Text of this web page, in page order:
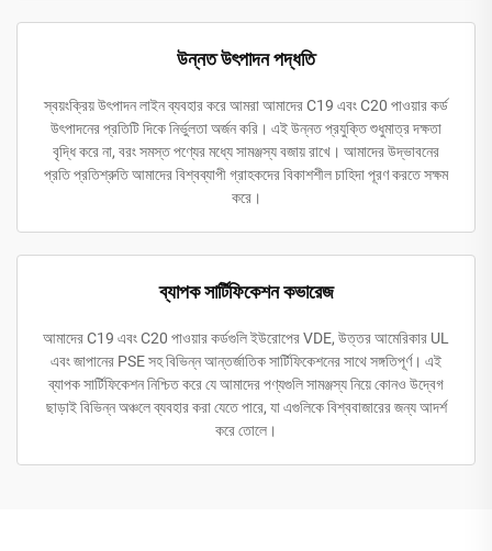
উন্নত উৎপাদন পদ্ধতি
স্বয়ংক্রিয় উৎপাদন লাইন ব্যবহার করে আমরা আমাদের C19 এবং C20 পাওয়ার কর্ড
উৎপাদনের প্রতিটি দিকে নির্ভুলতা অর্জন করি। এই উন্নত প্রযুক্তি শুধুমাত্র দক্ষতা
বৃদ্ধি করে না, বরং সমস্ত পণ্যের মধ্যে সামঞ্জস্য বজায় রাখে। আমাদের উদ্ভাবনের
প্রতি প্রতিশ্রুতি আমাদের বিশ্বব্যাপী গ্রাহকদের বিকাশশীল চাহিদা পূরণ করতে সক্ষম
করে।
ব্যাপক সার্টিফিকেশন কভারেজ
আমাদের C19 এবং C20 পাওয়ার কর্ডগুলি ইউরোপের VDE, উত্তর আমেরিকার UL
এবং জাপানের PSE সহ বিভিন্ন আন্তর্জাতিক সার্টিফিকেশনের সাথে সঙ্গতিপূর্ণ। এই
ব্যাপক সার্টিফিকেশন নিশ্চিত করে যে আমাদের পণ্যগুলি সামঞ্জস্য নিয়ে কোনও উদ্বেগ
ছাড়াই বিভিন্ন অঞ্চলে ব্যবহার করা যেতে পারে, যা এগুলিকে বিশ্ববাজারের জন্য আদর্শ
করে তোলে।